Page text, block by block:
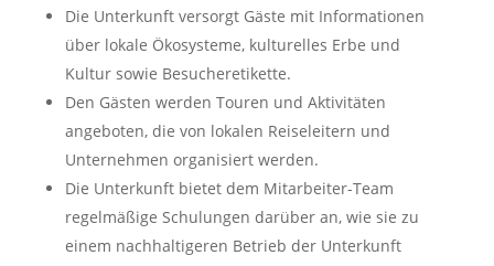
Die Unterkunft versorgt Gäste mit Informationen
über lokale Ökosysteme, kulturelles Erbe und
Kultur sowie Besucheretikette.
Den Gästen werden Touren und Aktivitäten
angeboten, die von lokalen Reiseleitern und
Unternehmen organisiert werden.
Die Unterkunft bietet dem Mitarbeiter-Team
regelmäßige Schulungen darüber an, wie sie zu
einem nachhaltigeren Betrieb der Unterkunft